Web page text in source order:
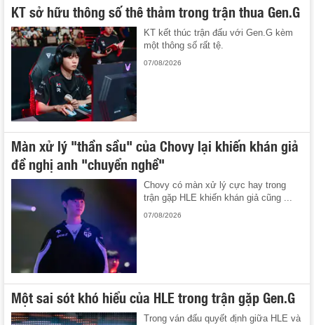
KT sở hữu thông số thê thảm trong trận thua Gen.G
KT kết thúc trận đấu với Gen.G kèm
một thông số rất tệ.
07/08/2026
Màn xử lý "thần sầu" của Chovy lại khiến khán giả
đề nghị anh "chuyển nghề"
Chovy có màn xử lý cực hay trong
trận gặp HLE khiến khán giả cũng ...
07/08/2026
Một sai sót khó hiểu của HLE trong trận gặp Gen.G
Trong ván đấu quyết định giữa HLE và